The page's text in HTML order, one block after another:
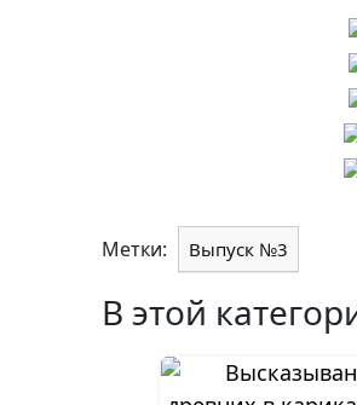
Метки: Выпуск №3
В этой